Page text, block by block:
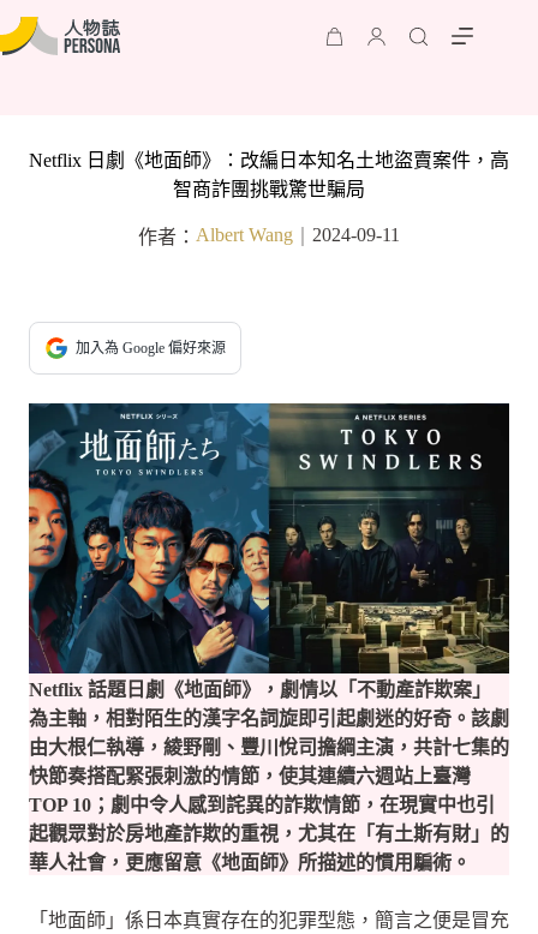
Netflix 日劇《地面師》：改編日本知名土地盜賣案件，高
智商詐團挑戰驚世騙局
作者： Albert Wang 2024-09-11
加入為 Google 偏好來源
Netflix 話題日劇《地面師》，劇情以「不動產詐欺案」
為主軸，相對陌生的漢字名詞旋即引起劇迷的好奇。該劇
由大根仁執導，綾野剛、豐川悅司擔綱主演，共計七集的
快節奏搭配緊張刺激的情節，使其連續六週站上臺灣
TOP 10；劇中令人感到詫異的詐欺情節，在現實中也引
起觀眾對於房地產詐欺的重視，尤其在「有土斯有財」的
華人社會，更應留意《地面師》所描述的慣用騙術。
「地面師」係日本真實存在的犯罪型態，簡言之便是冒充